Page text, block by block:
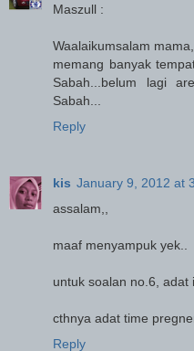
Maszull :
Waalaikumsalam mama,
memang banyak
Sabah...belum lagi
Sabah...
Reply
kis January 9, 2012 at
assalam,,
maaf menyampuk yek..
untuk soalan no.6, adat
cthnya adat time
Reply